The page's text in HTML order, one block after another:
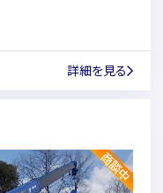
詳細を見る